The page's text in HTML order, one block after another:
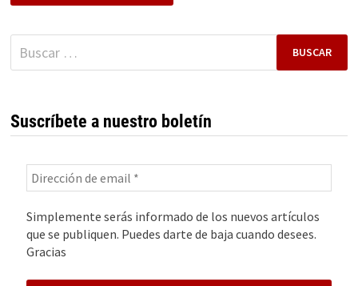
Buscar:
Suscríbete a nuestro boletín
Simplemente serás informado de los nuevos artículos
que se publiquen. Puedes darte de baja cuando desees.
Gracias